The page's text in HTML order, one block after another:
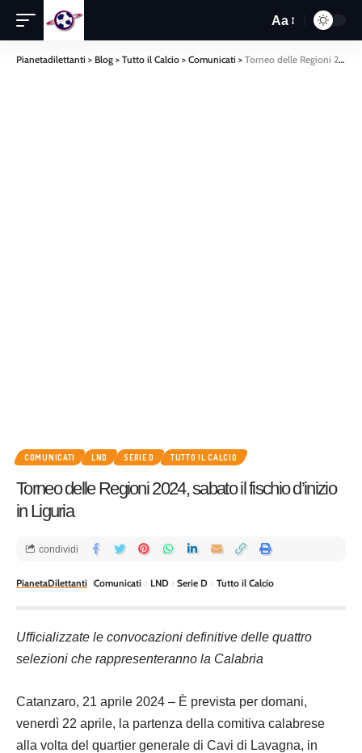
Aa
Pianetadilettanti > Blog > Tutto il Calcio > Comunicati > Torneo delle Regioni 2024, sabato il fischio d’inizio in Liguria
COMUNICATI LND SERIE D TUTTO IL CALCIO
Torneo delle Regioni 2024, sabato il fischio d’inizio
in Liguria
PianetaDilettanti Comunicati LND Serie D Tutto il Calcio
condividi
Ufficializzate le convocazioni definitive delle quattro
selezioni che rappresenteranno la Calabria
Catanzaro, 21 aprile 2024 – È prevista per domani,
venerdì 22 aprile, la partenza della comitiva calabrese
alla volta del quartier generale di Cavi di Lavagna, in